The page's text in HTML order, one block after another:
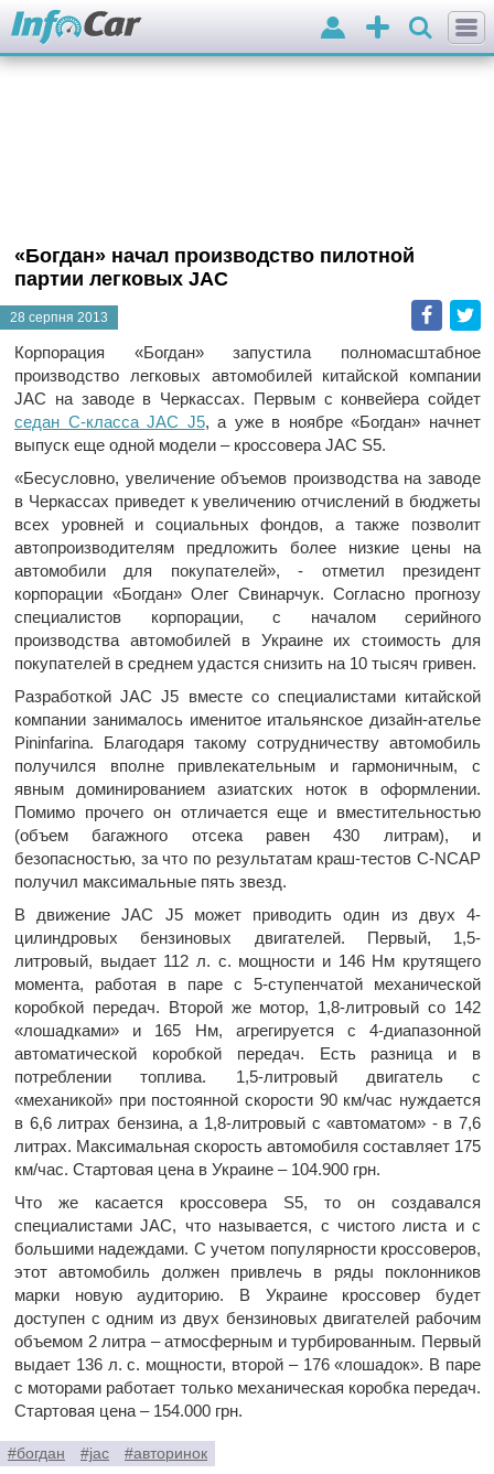
Додати
оголошення
Вхід
«Богдан» начал производство пилотной
партии легковых JAC
28 серпня 2013
Корпорация «Богдан» запустила полномасштабное
производство легковых автомобилей китайской компании
JAC на заводе в Черкассах. Первым с конвейера сойдет
седан С-класса JAC J5, а уже в ноябре «Богдан» начнет
выпуск еще одной модели – кроссовера JAC S5.
«Бесусловно, увеличение объемов производства на заводе
в Черкассах приведет к увеличению отчислений в бюджеты
всех уровней и социальных фондов, а также позволит
автопроизводителям предложить более низкие цены на
автомобили для покупателей», - отметил президент
корпорации «Богдан» Олег Свинарчук. Согласно прогнозу
специалистов корпорации, с началом серийного
производства автомобилей в Украине их стоимость для
покупателей в среднем удастся снизить на 10 тысяч гривен.
Разработкой JAC J5 вместе со специалистами китайской
компании занималось именитое итальянское дизайн-ателье
Pininfarina. Благодаря такому сотрудничеству автомобиль
получился вполне привлекательным и гармоничным, с
явным доминированием азиатских ноток в оформлении.
Помимо прочего он отличается еще и вместительностью
(объем багажного отсека равен 430 литрам), и
безопасностью, за что по результатам краш-тестов C-NCAP
получил максимальные пять звезд.
В движение JAC J5 может приводить один из двух 4-
цилиндровых бензиновых двигателей. Первый, 1,5-
литровый, выдает 112 л. с. мощности и 146 Нм крутящего
момента, работая в паре с 5-ступенчатой механической
коробкой передач. Второй же мотор, 1,8-литровый со 142
«лошадками» и 165 Нм, агрегируется с 4-диапазонной
автоматической коробкой передач. Есть разница и в
потреблении топлива. 1,5-литровый двигатель с
«механикой» при постоянной скорости 90 км/час нуждается
в 6,6 литрах бензина, а 1,8-литровый с «автоматом» - в 7,6
литрах. Максимальная скорость автомобиля составляет 175
км/час. Стартовая цена в Украине – 104.900 грн.
Что же касается кроссовера S5, то он создавался
специалистами JAC, что называется, с чистого листа и с
большими надеждами. С учетом популярности кроссоверов,
этот автомобиль должен привлечь в ряды поклонников
марки новую аудиторию. В Украине кроссовер будет
доступен с одним из двух бензиновых двигателей рабочим
объемом 2 литра – атмосферным и турбированным. Первый
выдает 136 л. с. мощности, второй – 176 «лошадок». В паре
с моторами работает только механическая коробка передач.
Стартовая цена – 154.000 грн.
#богдан #jac
#авторинок